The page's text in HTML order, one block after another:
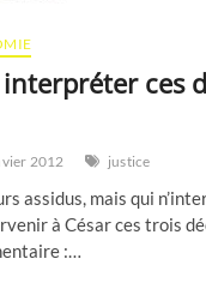
ces
2012 justice
assidus, mais qui
à César ces trois
:…